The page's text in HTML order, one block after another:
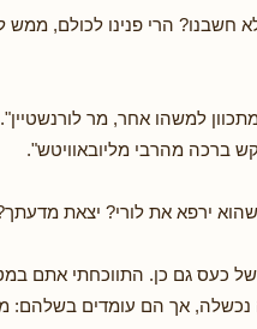
הרי פנינו לכולם, ממש
למשהו אחר, מר
ברכה מהרבי מליובאוויטש".
ירפא את לורי? יצאת
כעס גם כן. התווכחתי אתם
נכשלה, אך הם עומדים בשלהם: